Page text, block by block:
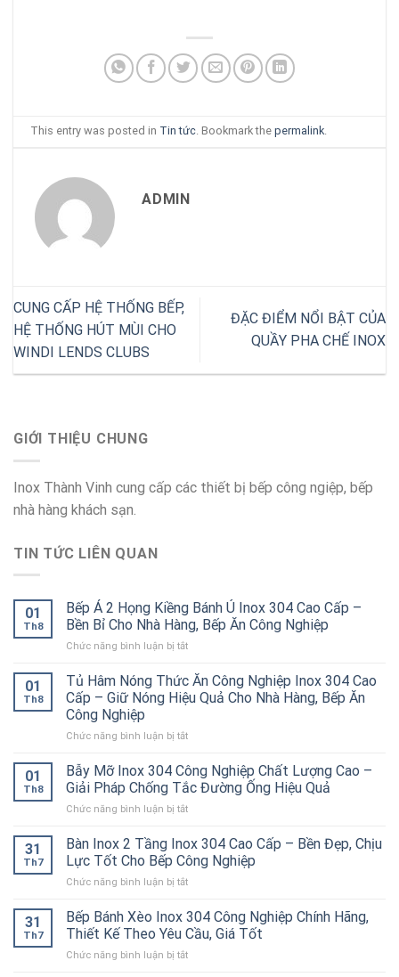
This entry was posted in Tin tức. Bookmark thepermalink.
ADMIN
CUNG CẤP HỆ THỐNG BẾP,
HỆ THỐNG HÚT MÙI CHO
WINDI LENDS CLUBS
ĐẶC ĐIỂM NỔI BẬT CỦA
QUẦY PHA CHẾ INOX
GIỚI THIỆU CHUNG
Inox Thành Vinh cung cấp các thiết bị bếp công ngiệp, bếp
nhà hàng khách sạn.
TIN TỨC LIÊN QUAN
01
Th8
Bếp Á 2 Họng Kiềng Bánh Ú Inox 304 Cao Cấp –
Bền Bỉ Cho Nhà Hàng, Bếp Ăn Công Nghiệp
Chức năng bình luận bị tắtở
Á
2
Họng
Bánh
Inox
304
Cấp
Bền
Bỉ
Nhà
Bếp
Ăn
01
Th8
Tủ Hâm Nóng Thức Ăn Công Nghiệp Inox 304 Cao
Cấp – Giữ Nóng Hiệu Quả Cho Nhà Hàng, Bếp Ăn
Công Nghiệp
Chức năng bình luận bị tắtở
Hâm
Nóng
Thức
Ăn
Nghiệp
Inox
304
Cao
–
Giữ
01
Th8
Bẫy Mỡ Inox 304 Công Nghiệp Chất Lượng Cao –
Giải Pháp Chống Tắc Đường Ống Hiệu Quả
Chức năng bình luận bị tắtở
Mỡ
Inox
304
Công
Chất
Lượng
–
31
Th7
Bàn Inox 2 Tầng Inox 304 Cao Cấp – Bền Đẹp, Chịu
Lực Tốt Cho Bếp Công Nghiệp
Chức năng bình luận bị tắtở
Inox
2
Tầng
Inox
31
Th7
Bếp Bánh Xèo Inox 304 Công Nghiệp Chính Hãng,
Thiết Kế Theo Yêu Cầu, Giá Tốt
Chức năng bình luận bị tắtở